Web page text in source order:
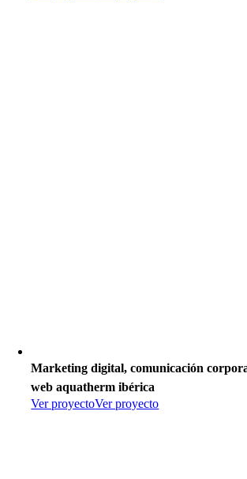
Marketing digital, comunicación
web aquatherm ibérica
Ver proyectoVer proyecto